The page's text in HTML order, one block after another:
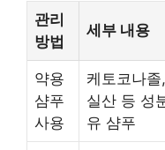
관리
방법
세부 내용
약용
샴푸
사용
케토코나졸
실산 등 성
유 샴푸